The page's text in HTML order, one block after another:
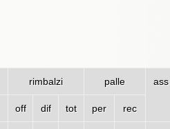
rimbalzi palle ass
off dif tot per rec